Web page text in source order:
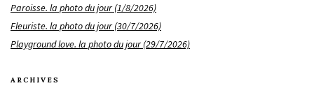
Paroisse. la photo du jour (1/8/2026)
Fleuriste. la photo du jour (30/7/2026)
Playground love. la photo du jour (29/7/2026)
ARCHIVES